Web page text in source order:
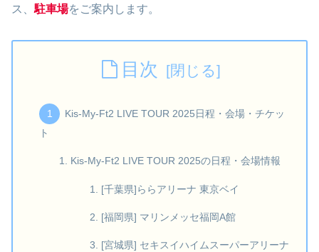
ス、 駐車場をご案内します。
目次
Kis-My-Ft2 LIVE TOUR 2025日程・会場・チケッ
ト
Kis-My-Ft2 LIVE TOUR 2025の日程・会場情報
[千葉県]ららアリーナ 東京ベイ
[福岡県] マリンメッセ福岡A館
[宮城県] セキスイハイムスーパーアリーナ